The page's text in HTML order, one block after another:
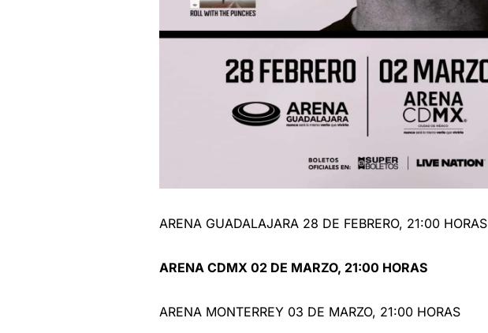
ARENA GUADALAJARA 28 DE FEBRERO, 21:00 HORAS
ARENA CDMX 02 DE MARZO, 21:00 HORAS
ARENA MONTERREY 03 DE MARZO, 21:00 HORAS